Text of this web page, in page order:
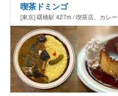
喫茶ドミンゴ
[東京] 曙橋駅 427m / 喫茶店、カレー